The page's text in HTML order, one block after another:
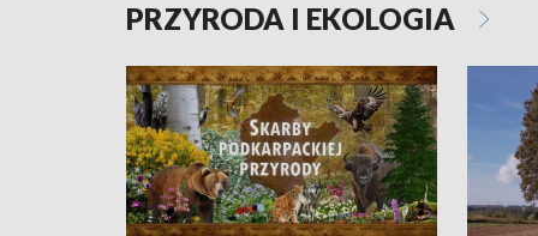
PRZYRODA I EKOLOGIA